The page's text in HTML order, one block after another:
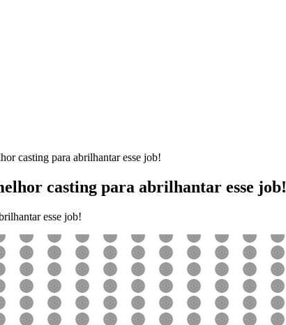
casting para abrilhantar esse job!
casting para abrilhantar esse job!
esse job!